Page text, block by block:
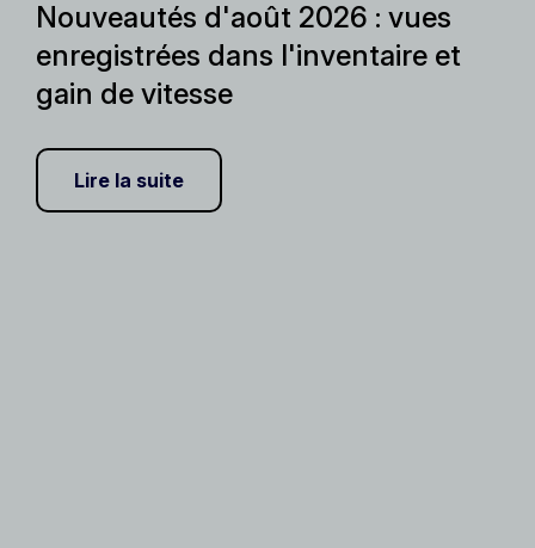
Nouveautés d'août 2026 : vues
enregistrées dans l'inventaire et
gain de vitesse
Lire la suite